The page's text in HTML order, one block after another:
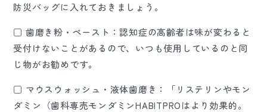
防災バッグに入れておきましょう。
□ 歯磨き粉・ペースト：認知症の高齢者は味が変わると
受付けないことがあるので、いつも使用しているのと同
じ物がお勧めです。
□ マウスウォッシュ・液体歯磨き：「リステリンやモン
ダミン（歯科専売モンダミンHABITPROはより効果的。